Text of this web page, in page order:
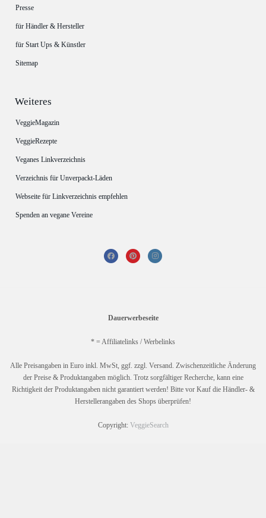
Presse
für Händler & Hersteller
für Start Ups & Künstler
Sitemap
Weiteres
VeggieMagazin
VeggieRezepte
Veganes Linkverzeichnis
Verzeichnis für Unverpackt-Läden
Webseite für Linkverzeichnis empfehlen
Spenden an vegane Vereine
Dauerwerbeseite
* = Affiliatelinks / Werbelinks
Alle Preisangaben in Euro inkl. MwSt, ggf. zzgl. Versand. Zwischenzeitliche Änderung
der Preise & Produktangaben möglich. Trotz sorgfältiger Recherche, kann eine
Richtigkeit der Produktangaben nicht garantiert werden! Bitte vor Kauf die Händler- &
Herstellerangaben des Shops überprüfen!
Copyright: VeggieSearch